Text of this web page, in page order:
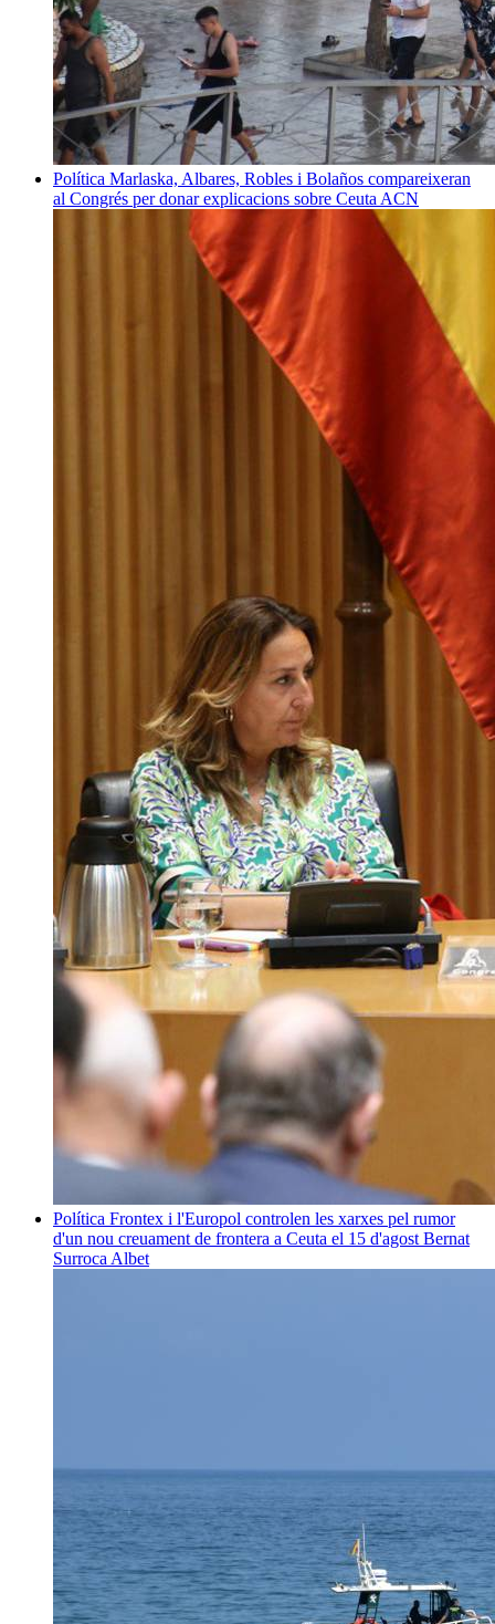
Política Marlaska, Albares, Robles i Bolaños compareixeran
al Congrés per donar explicacions sobre Ceuta ACN
Política Frontex i l'Europol controlen les xarxes pel rumor
d'un nou creuament de frontera a Ceuta el 15 d'agost Bernat
Surroca Albet